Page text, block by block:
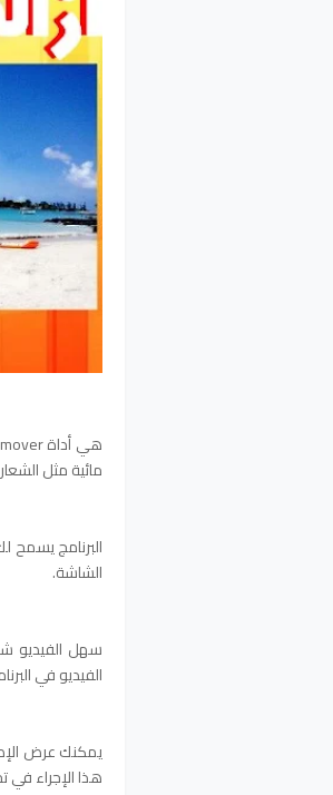
مائية مثل
البرنامج
الشاشة.
سهل الفيديو
الفيديو في
يمكنك عرض
هذا الإجراء في